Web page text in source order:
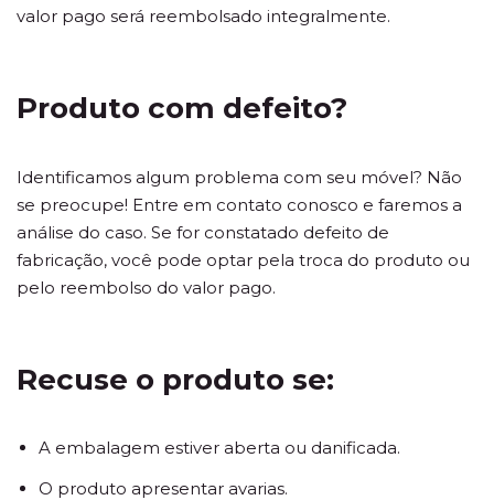
valor pago será reembolsado integralmente.
Produto com defeito?
Identificamos algum problema com seu móvel? Não
se preocupe! Entre em contato conosco e faremos a
análise do caso. Se for constatado defeito de
fabricação, você pode optar pela troca do produto ou
pelo reembolso do valor pago.
Recuse o produto se:
A embalagem estiver aberta ou danificada.
O produto apresentar avarias.